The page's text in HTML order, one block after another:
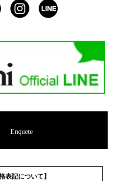
Enquete
表記について】